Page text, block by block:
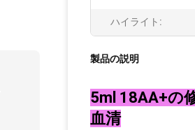
ハイライト:
製品の説明
5ml 18AA+の
血清